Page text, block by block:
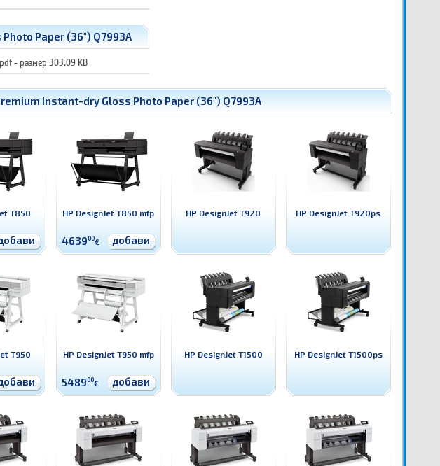
Paper (36") Q7993A
- размер 303.09 KB
Instant-dry Gloss Photo Paper (36") Q7993A
T850 HP DesignJet T850 mfp
463900€ добави
HP DesignJet T920 HP DesignJet T920ps
T950 HP DesignJet T950 mfp
548900€ добави
HP DesignJet T1500 HP DesignJet T1500ps